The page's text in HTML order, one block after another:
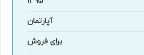
آپارتمان
برای فروش